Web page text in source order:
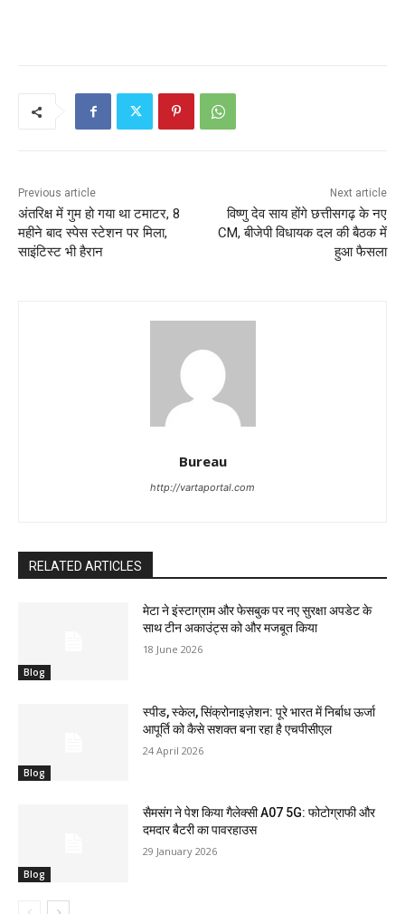
Previous article
अंत‍र‍िक्ष में गुम हो गया था टमाटर, 8
महीने बाद स्‍पेस स्‍टेशन पर म‍िला,
साइंटिस्‍ट भी हैरान
Next article
विष्णु देव साय होंगे छत्तीसगढ़ के नए
CM, बीजेपी विधायक दल की बैठक में
हुआ फैसला
Bureau
http://vartaportal.com
RELATED ARTICLES
Blog
मेटा ने इंस्टाग्राम और फेसबुक पर नए सुरक्षा अपडेट के
साथ टीन अकाउंट्स को और मजबूत किया
18 June 2026
Blog
स्पीड, स्केल, सिंक्रोनाइज़ेशन: पूरे भारत में निर्बाध ऊर्जा
आपूर्ति को कैसे सशक्त बना रहा है एचपीसीएल
24 April 2026
Blog
सैमसंग ने पेश किया गैलेक्सी A07 5G: फोटोग्राफी और
दमदार बैटरी का पावरहाउस
29 January 2026